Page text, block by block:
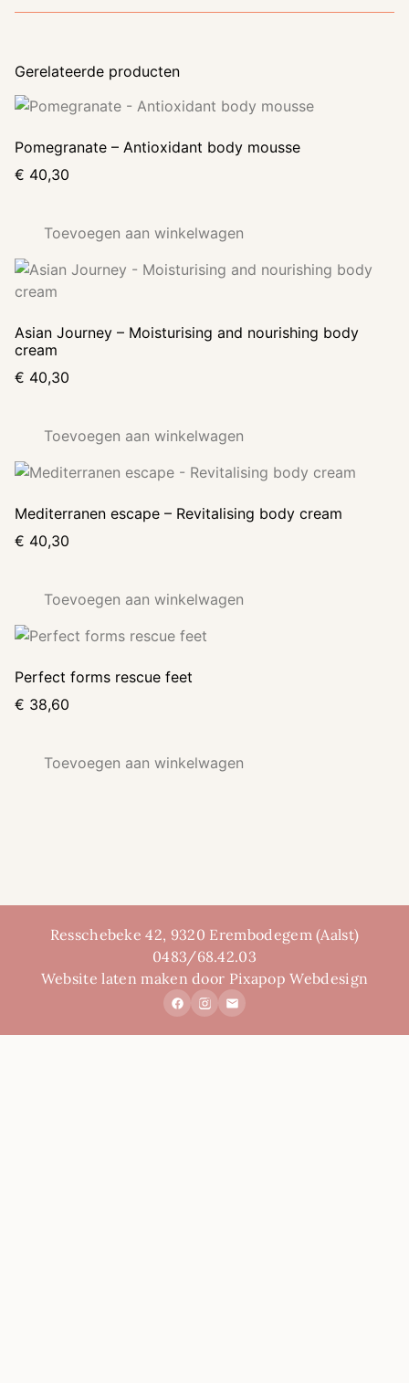
Gerelateerde producten
Pomegranate – Antioxidant body mousse
€ 40,30
Toevoegen aan winkelwagen
Asian Journey – Moisturising and nourishing body
cream
€ 40,30
Toevoegen aan winkelwagen
Mediterranen escape – Revitalising body cream
€ 40,30
Toevoegen aan winkelwagen
Perfect forms rescue feet
€ 38,60
Toevoegen aan winkelwagen
Resschebeke 42, 9320 Erembodegem (Aalst)
0483/68.42.03
Website laten maken door Pixapop Webdesign